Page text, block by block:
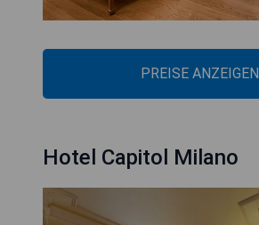
PREISE ANZEIGEN
Hotel Capitol Milano